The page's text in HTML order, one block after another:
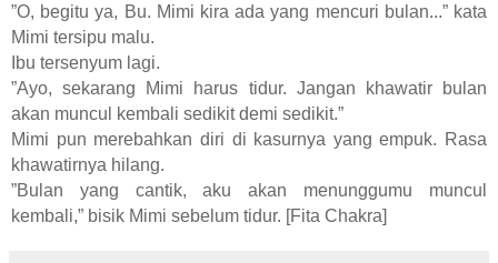
”O, begitu ya, Bu. Mimi kira ada yang mencuri bulan...” kata
Mimi tersipu malu.
Ibu tersenyum lagi.
”Ayo, sekarang Mimi harus tidur. Jangan khawatir bulan
akan muncul kembali sedikit demi sedikit.”
Mimi pun merebahkan diri di kasurnya yang empuk. Rasa
khawatirnya hilang.
”Bulan yang cantik, aku akan menunggumu muncul
kembali,” bisik Mimi sebelum tidur. [Fita Chakra]